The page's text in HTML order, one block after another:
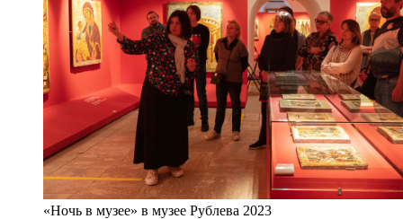
«Ночь в музее» в музее Рублева 2023